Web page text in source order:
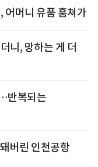
어머니 유품 훔쳐가
니, 망하는 게 더
반복되는
버린 인천공항